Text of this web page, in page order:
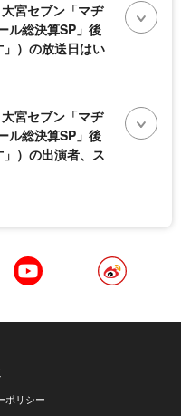
宮セブン「マヂ
ル総決算SP」後
）の放送日はい
宮セブン「マヂ
ル総決算SP」後
）の出演者、ス
ポリシー